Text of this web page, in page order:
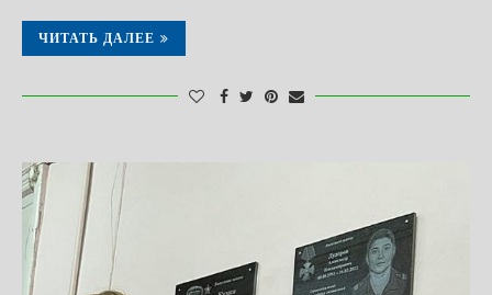
ЧИТАТЬ ДАЛЕЕ